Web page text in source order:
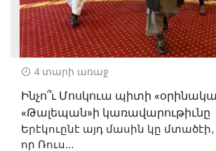
4 տարի առաջ
Ինչո՞ւ Մոսկուա պիտի
«Թալեպան»ի կառավարութիւնը
Երէկուընէ այդ մասին կը
որ Ռուս...